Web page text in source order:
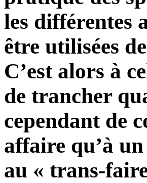
les différentes
être utilisées
C’est alors à
de trancher
cependant de
affaire qu’à
au « trans-